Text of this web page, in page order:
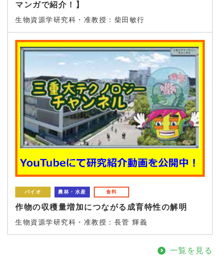
マンガで紹介！】
生物資源学研究科・准教授：柴田敏行
バイオ 農林・水産 食料
作物の収穫量増加につながる成育特性の解明
生物資源学研究科・准教授：長菅 輝義
一覧を見る